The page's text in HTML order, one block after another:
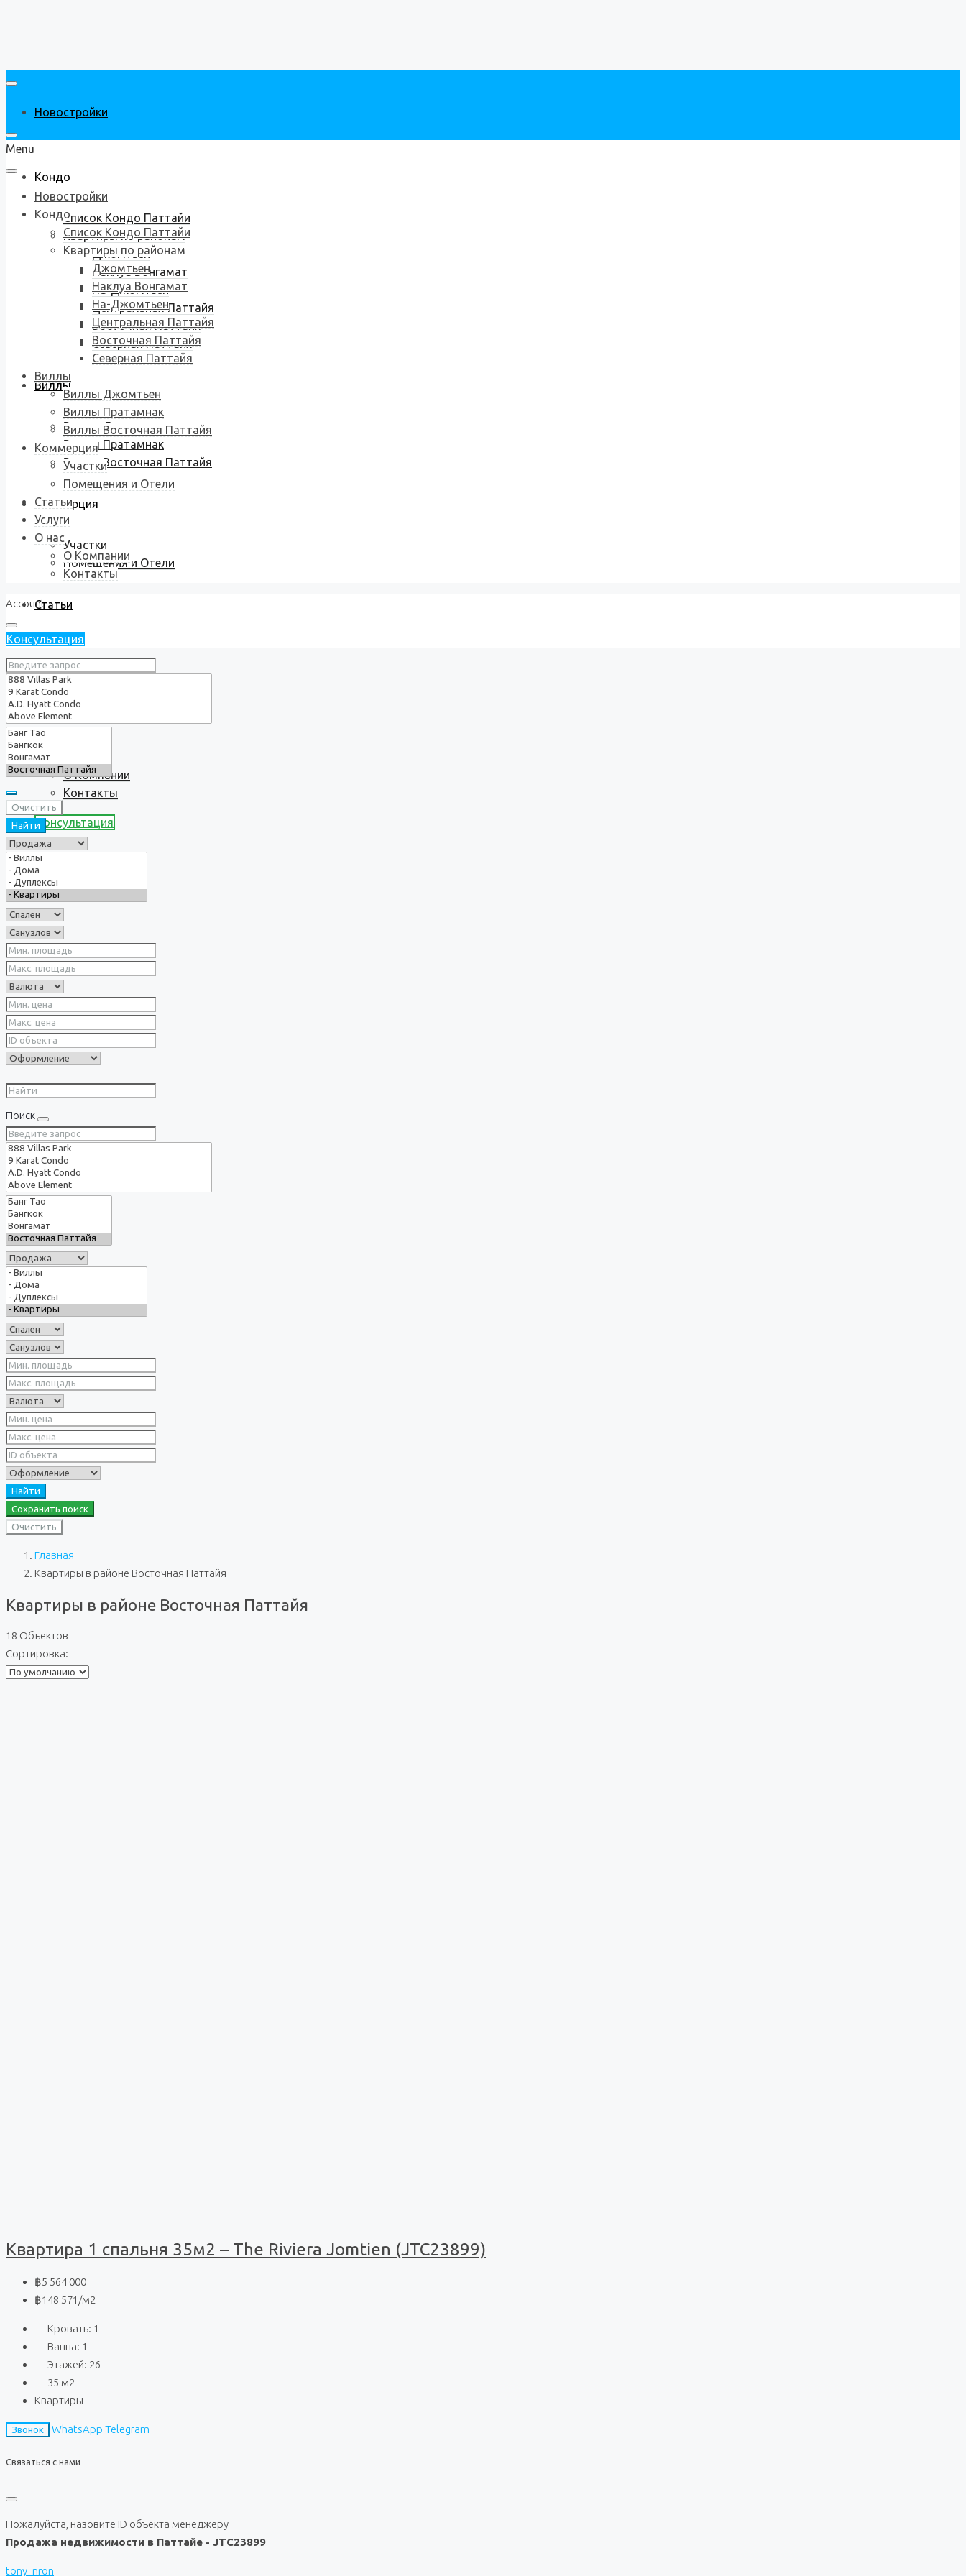
Новостройки
Кондо
Список Кондо Паттайи
Квартиры по районам
Джомтьен
Наклуа Вонгамат
На-Джомтьен
Центральная Паттайя
Восточная Паттайя
Северная Паттайя
Виллы
Виллы Джомтьен
Виллы Пратамнак
Виллы Восточная Паттайя
Коммерция
Участки
Помещения и Отели
Статьи
Услуги
О нас
О Компании
Контакты
Консультация
Menu
Новостройки
Кондо
Список Кондо Паттайи
Квартиры по районам
Джомтьен
Наклуа Вонгамат
На-Джомтьен
Центральная Паттайя
Восточная Паттайя
Северная Паттайя
Виллы
Виллы Джомтьен
Виллы Пратамнак
Виллы Восточная Паттайя
Коммерция
Участки
Помещения и Отели
Статьи
Услуги
О нас
О Компании
Контакты
Account
Консультация
Очистить
Найти
Поиск
Найти
Сохранить поиск
Очистить
Главная
Квартиры в районе Восточная Паттайя
Квартиры в районе Восточная Паттайя
18 Объектов
Сортировка:
Квартира 1 спальня 35м2 – The Riviera Jomtien (JTC23899)
฿5 564 000
฿148 571 /м2
Кровать: 1
Ванна: 1
Этажей: 26
35 м2
Квартиры
Звонок WhatsApp Telegram
Связаться с нами
Пожалуйста, назовите ID объекта менеджеру
Продажа недвижимости в Паттайе - JTC23899
tony_nron